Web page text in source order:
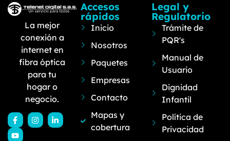
La mejor
conexión a
internet en
fibra óptica
para tu
hogar o
negocio.
Accesos
rápidos
Inicio
Nosotros
Paquetes
Empresas
Contacto
Mapas y
cobertura
Legal y
Regulatorio
Trámite de
PQR's
Manual de
Usuario
Dignidad
Infantil
Política de
Privacidad